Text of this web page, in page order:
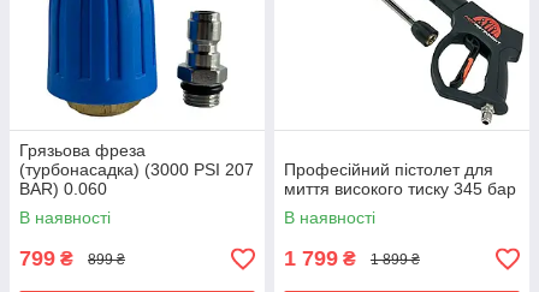
Грязьова фреза
(турбонасадка) (3000 PSI 207
BAR) 0.060
В наявності
799 ₴ 899 ₴
Професійний пістолет для
миття високого тиску 345 бар
В наявності
1 799 ₴ 1 899 ₴